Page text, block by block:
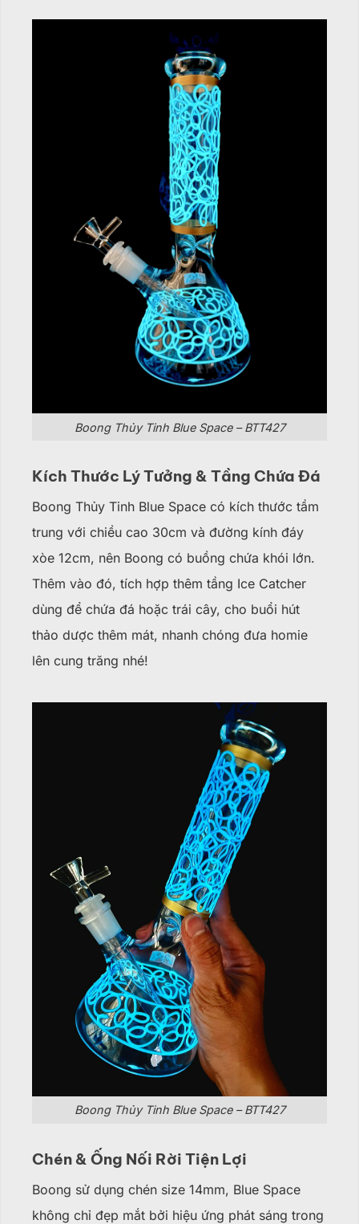
Boong Thủy Tinh Blue Space – BTT427
Kích Thước Lý Tưởng & Tầng Chứa Đá
Boong Thủy Tinh Blue Space có kích thước tầm
trung với chiều cao 30cm và đường kính đáy
xòe 12cm, nên Boong có buồng chứa khói lớn.
Thêm vào đó, tích hợp thêm tầng Ice Catcher
dùng để chứa đá hoặc trái cây, cho buổi hút
thảo dược thêm mát, nhanh chóng đưa homie
lên cung trăng nhé!
Boong Thủy Tinh Blue Space – BTT427
Chén & Ống Nối Rời Tiện Lợi
Boong sử dụng chén size 14mm, Blue Space
không chỉ đẹp mắt bởi hiệu ứng phát sáng trong